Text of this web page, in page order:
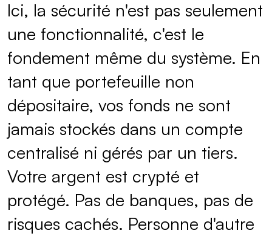
Ici, la sécurité n'est pas seulement
une fonctionnalité, c'est le
fondement même du système. En
tant que portefeuille non
dépositaire, vos fonds ne sont
jamais stockés dans un compte
centralisé ni gérés par un tiers.
Votre argent est crypté et
protégé. Pas de banques, pas de
risques cachés. Personne d'autre